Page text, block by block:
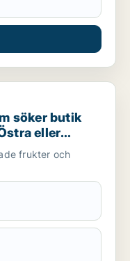
för uthyrning i
söker butik
eller
frukter och